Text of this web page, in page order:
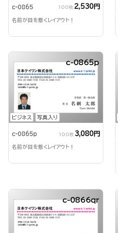
c-0865 100枚 2,530円
名前が目を惹くレイアウト！
ビジネス 写真入り
c-0865p
c-0865p 100枚 3,080円
名前が目を惹くレイアウト！
c-0866qr